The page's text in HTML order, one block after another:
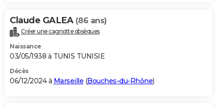
Claude GALEA (86 ans)
Créer une cagnotte obsèques
Naissance
03/05/1938 à TUNIS TUNISIE
Décès
06/12/2024 à Marseille (Bouches-du-Rhône)